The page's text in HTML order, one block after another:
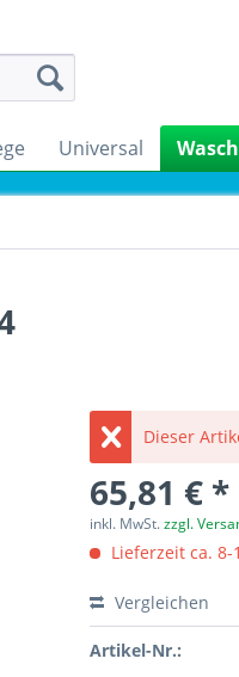
Universal
Dieser
65,81 € *
inkl. MwSt.zzgl.
Lieferzeit ca. 8-
Vergleichen
Artikel-Nr.: